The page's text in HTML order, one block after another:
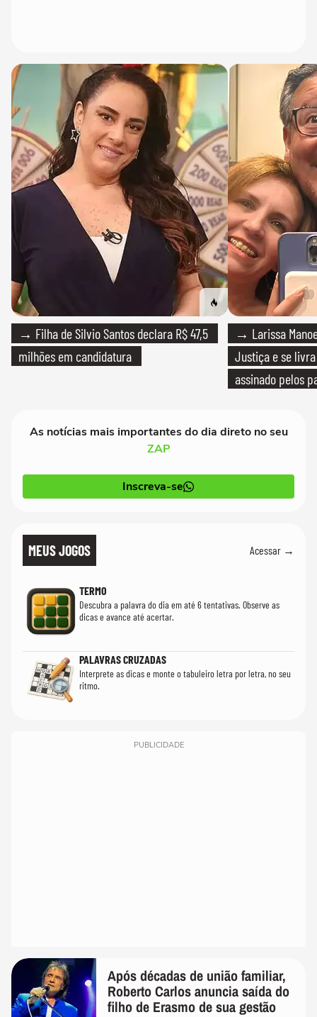
→ Filha de Silvio Santos declara R$ 47,5
milhões em candidatura
→ Larissa
Justiça e se
assinado pelos
As notícias mais importantes do dia direto no seu
ZAP
Inscreva-se
MEUS JOGOS Acessar →
TERMO
Descubra a palavra do dia em até 6 tentativas. Observe as
dicas e avance até acertar.
PALAVRAS CRUZADAS
Interprete as dicas e monte o tabuleiro letra por letra, no seu
ritmo.
PUBLICIDADE
Após décadas de união familiar,
Roberto Carlos anuncia saída do
filho de Erasmo de sua gestão